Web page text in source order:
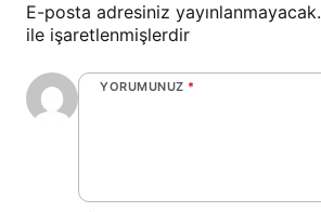
E-posta adresiniz yayınlanmayacak.
ile işaretlenmişlerdir
YORUMUNUZ *